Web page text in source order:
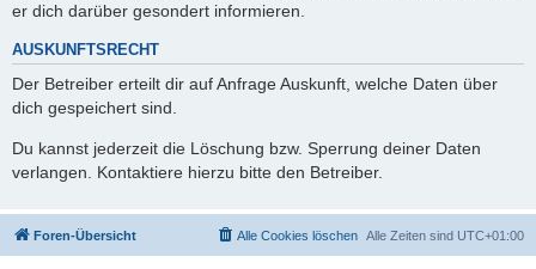
er dich darüber gesondert informieren.
AUSKUNFTSRECHT
Der Betreiber erteilt dir auf Anfrage Auskunft, welche Daten über
dich gespeichert sind.
Du kannst jederzeit die Löschung bzw. Sperrung deiner Daten
verlangen. Kontaktiere hierzu bitte den Betreiber.
Foren-Übersicht Alle Zeiten sind UTC+01:00
Alle Cookies löschen